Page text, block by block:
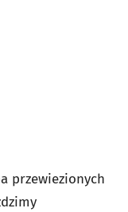
przewiezionych